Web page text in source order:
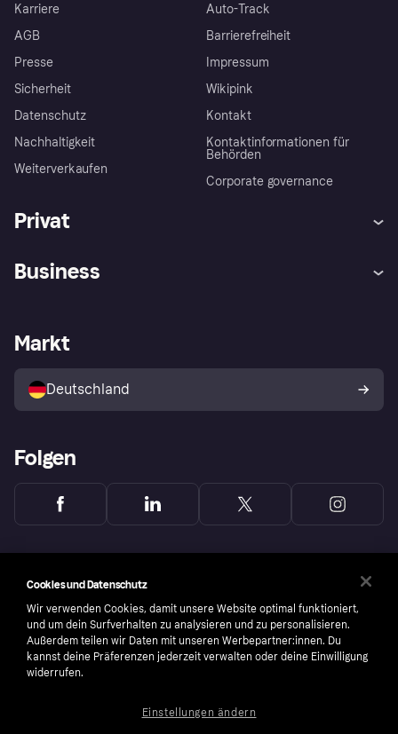
Karriere
AGB
Presse
Sicherheit
Datenschutz
Nachhaltigkeit
Weiterverkaufen
Auto-Track
Barrierefreiheit
Impressum
Wikipink
Kontakt
Kontaktinformationen für
Behörden
Corporate governance
Privat
Klarna App
Shops entdecken
Käuferschutzrichtlinie
Dein Widerrufsrecht
Business
Händlerportal
Markt
Deutschland
Folgen
Cookies und Datenschutz
Wir verwenden Cookies, damit unsere Website optimal funktioniert,
und um dein Surfverhalten zu analysieren und zu personalisieren.
Außerdem teilen wir Daten mit unseren Werbepartner:innen. Du
kannst deine Präferenzen jederzeit verwalten oder deine Einwilligung
widerrufen.
Einstellungen ändern